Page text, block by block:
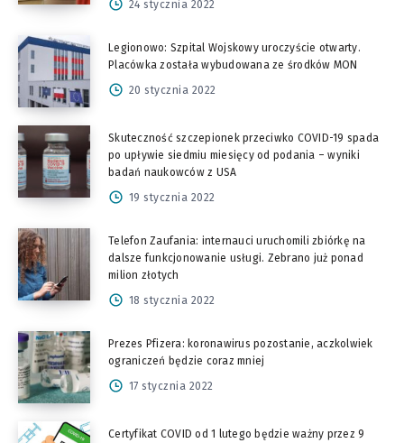
24 stycznia 2022
Legionowo: Szpital Wojskowy uroczyście otwarty.
Placówka została wybudowana ze środków MON
20 stycznia 2022
Skuteczność szczepionek przeciwko COVID-19 spada
po upływie siedmiu miesięcy od podania – wyniki
badań naukowców z USA
19 stycznia 2022
Telefon Zaufania: internauci uruchomili zbiórkę na
dalsze funkcjonowanie usługi. Zebrano już ponad
milion złotych
18 stycznia 2022
Prezes Pfizera: koronawirus pozostanie, aczkolwiek
ograniczeń będzie coraz mniej
17 stycznia 2022
Certyfikat COVID od 1 lutego będzie ważny przez 9